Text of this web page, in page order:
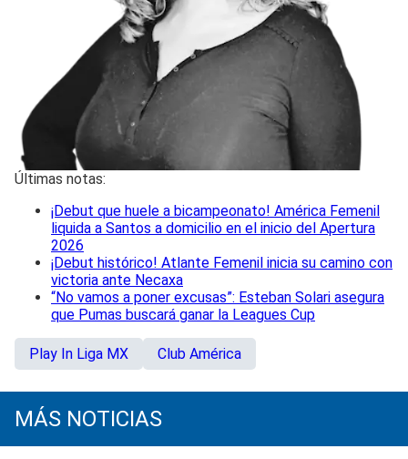
Últimas notas:
¡Debut que huele a bicampeonato! América Femenil
liquida a Santos a domicilio en el inicio del Apertura
2026
¡Debut histórico! Atlante Femenil inicia su camino con
victoria ante Necaxa
“No vamos a poner excusas”: Esteban Solari asegura
que Pumas buscará ganar la Leagues Cup
Play In Liga MX Club América
MÁS NOTICIAS